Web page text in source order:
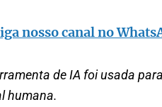
nosso canal no
de IA foi usada
humana.